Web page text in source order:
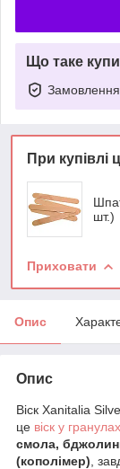
Що таке
Замовлення
При купівлі
шт.)
Приховати
Опис
Опис
Віск Xanitalia
це віск у гранулах
смола,
(кополімер) ,